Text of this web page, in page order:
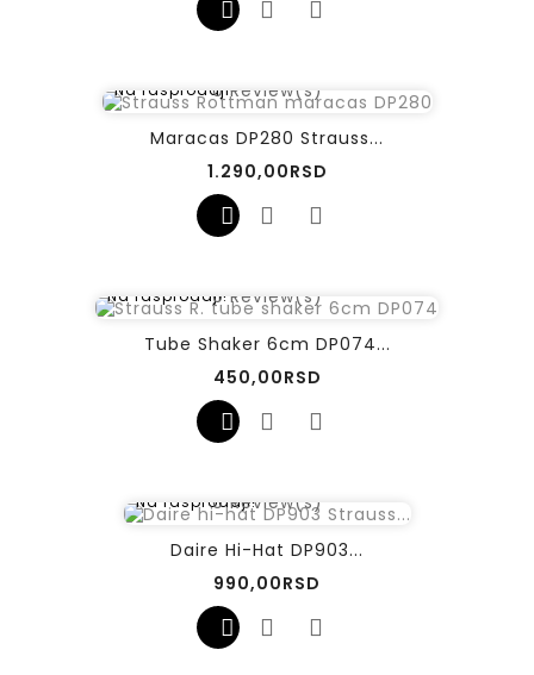
Na rasprodaji!
0Review(s)
Maracas DP280 Strauss...
1.290,00RSD
Na rasprodaji!
0Review(s)
Tube Shaker 6cm DP074...
450,00RSD
Na rasprodaji!
0Review(s)
Daire Hi-Hat DP903...
990,00RSD